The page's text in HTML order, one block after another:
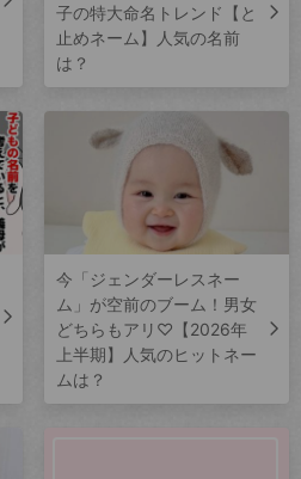
子の特大命名トレンド【と
止めネーム】人気の名前
は？
今「ジェンダーレスネー
ム」が空前のブーム！男女
どちらもアリ♡【2026年
上半期】人気のヒットネー
ムは？